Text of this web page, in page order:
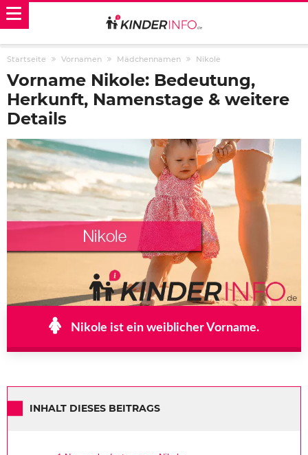
Startseite Vornamen Mädchennamen Nikole
Vorname Nikole: Bedeutung,
Herkunft, Namenstage & weitere
Details
Nikole ist ein weiblicher Vorname.
INHALT DIESES BEITRAGS